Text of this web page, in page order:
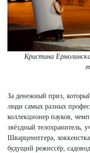
Кристина
За денежный приз,
люди самых разных
коллекционер пауков,
звёздный телохранитель,
Шварценеггера,
будущий режиссёр,